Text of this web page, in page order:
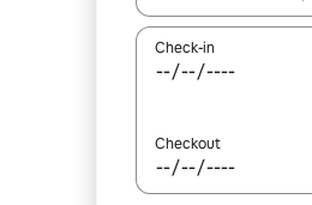
Check-in
Checkout